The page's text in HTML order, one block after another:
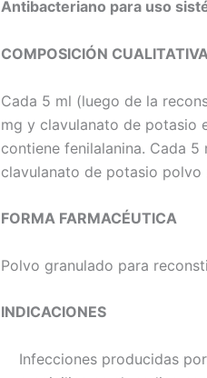
Antibacteriano para uso
COMPOSICIÓN
Cada 5 ml (luego de la
mg y clavulanato de potasio
contiene fenilalanina. Cada
clavulanato de potasio polvo
FORMA FARMACÉUTICA
Polvo granulado para
INDICACIONES
Infecciones producidas